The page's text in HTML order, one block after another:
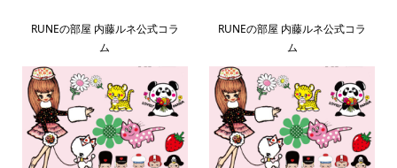
RUNEの部屋 内藤ルネ公式コラ
ム
RUNEの部屋 内藤ルネ公式コラ
ム